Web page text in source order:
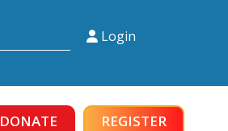
Login
DONATE REGISTER